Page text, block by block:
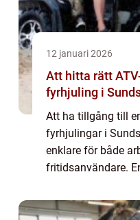
12 januari 2026
Att hitta rätt
fyrhjuling i
Att ha tillgång till
fyrhjulingar i
enklare för både
fritidsanvändare.